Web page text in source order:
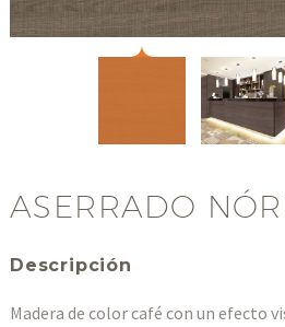
ASERRADO
Descripción
Madera de color café con un efecto